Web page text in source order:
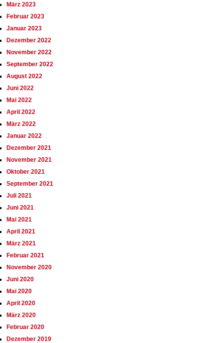
März 2023
Februar 2023
Januar 2023
Dezember 2022
November 2022
September 2022
August 2022
Juni 2022
Mai 2022
April 2022
März 2022
Januar 2022
Dezember 2021
November 2021
Oktober 2021
September 2021
Juli 2021
Juni 2021
Mai 2021
April 2021
März 2021
Februar 2021
November 2020
Juni 2020
Mai 2020
April 2020
März 2020
Februar 2020
Dezember 2019